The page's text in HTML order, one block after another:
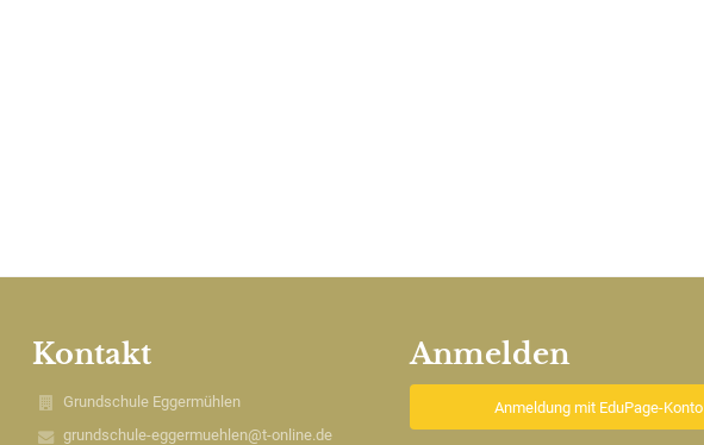
Kontakt
Grundschule Eggermühlen
grundschule-eggermuehlen@t-online.de
Anmelden
Anmeldung mit EduPage-Konto